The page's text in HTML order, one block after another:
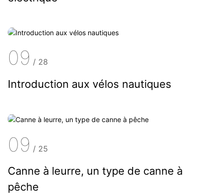
09 / 28
Introduction aux vélos nautiques
09 / 25
Canne à leurre, un type de canne à
pêche